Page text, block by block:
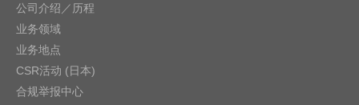
公司介绍／历程
业务领域
业务地点
CSR活动 (日本)
合规举报中心